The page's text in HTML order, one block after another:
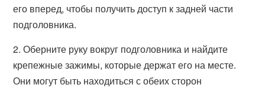
его вперед, чтобы получить доступ к задней части
подголовника.
2. Оберните руку вокруг подголовника и найдите
крепежные зажимы, которые держат его на месте.
Они могут быть находиться с обеих сторон